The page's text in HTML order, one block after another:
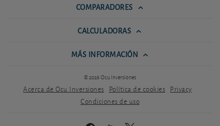
COMPARADORES
CALCULADORAS
MÁS INFORMACIÓN
© 2026 Ocu Inversiones
Acerca de Ocu Inversiones Política de cookies Privacy
Condiciones de uso